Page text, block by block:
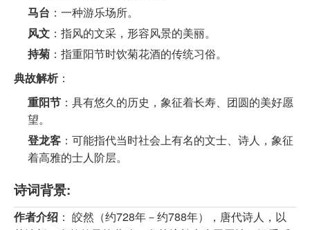
马台 ：一种游乐场所。
风文 ：指风的文采，形容风景的美丽。
持菊 ：指重阳节时饮菊花酒的传统习俗。
典故解析：
重阳节 ：具有悠久的历史，象征着长寿、团圆的美好愿
望。
登龙客 ：可能指代当时社会上有名的文士、诗人，象征
着高雅的士人阶层。
诗词背景:
作者介绍 ： 皎然（约728年－约788年），唐代诗人，以